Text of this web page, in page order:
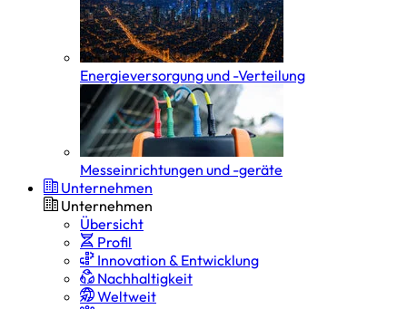
Energieversorgung und -Verteilung
Messeinrichtungen und -geräte
Unternehmen
Unternehmen
Übersicht
Profil
Innovation & Entwicklung
Nachhaltigkeit
Weltweit